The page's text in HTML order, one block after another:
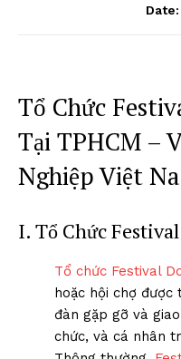
Date:
Tổ Chức
Tại TPHCM –
Nghiệp Việt
I. Tổ Chức
Tổ chức Festival
hoặc hội chợ
đàn gặp gỡ và
chức, và cá nhân